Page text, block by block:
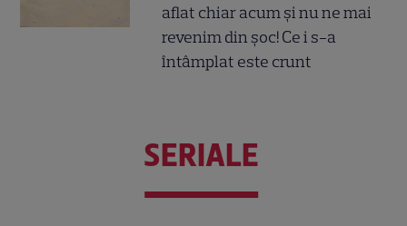
aflat chiar acum și nu ne mai
revenim din șoc! Ce i s-a
întâmplat este crunt
SERIALE